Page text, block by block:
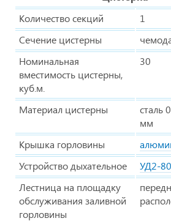
Количество секций
1
Сечение цистерны
Номинальная
вместимость цистерны,
куб.м.
30
Материал цистерны
сталь
мм
Крышка горловины
Устройство дыхательное
УД2-
Лестница на площадку
обслуживания заливной
горловины